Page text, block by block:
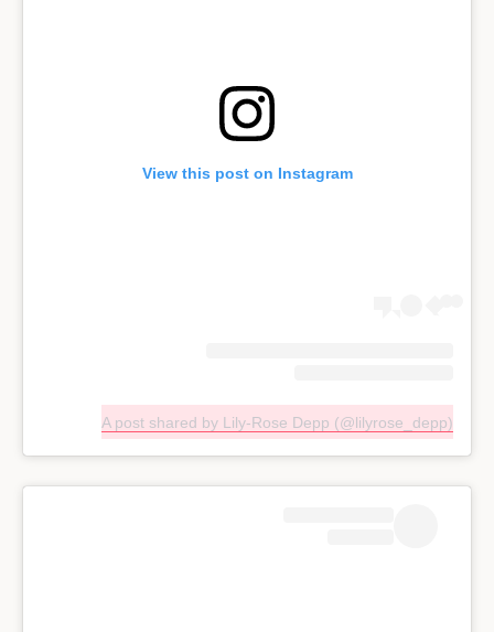
View this post on Instagram
A post shared by Lily-Rose Depp (@lilyrose_depp)